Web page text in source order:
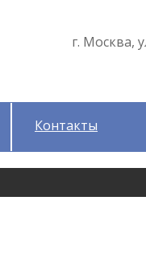
г. Москва,
Контакты